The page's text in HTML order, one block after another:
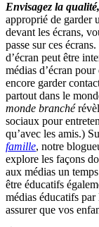
Envisagez la
approprié de garder
devant les écrans,
passe sur ces
d’écran peut être
médias d’écran
encore garder
partout dans le
monde branché
sociaux pour
qu’avec les amis.)
famille, notre
explore les façons
aux médias un
être éducatifs
médias éducatifs
assurer que vos